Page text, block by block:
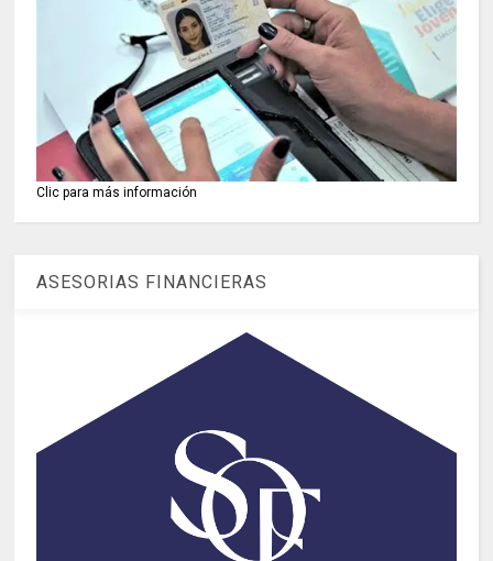
Clic para más información
ASESORIAS FINANCIERAS